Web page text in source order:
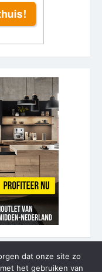
dat onze site zo
het gebruiken van